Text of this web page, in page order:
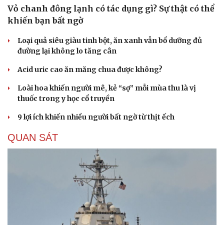
Vỏ chanh đông lạnh có tác dụng gì? Sự thật có thể
khiến bạn bất ngờ
Loại quả siêu giàu tinh bột, ăn xanh vẫn bổ dưỡng đủ
đường lại không lo tăng cân
Acid uric cao ăn măng chua được không?
Loài hoa khiến người mê, kẻ “sợ” mỗi mùa thu là vị
thuốc trong y học cổ truyền
9 lợi ích khiến nhiều người bất ngờ từ thịt ếch
QUAN SÁT